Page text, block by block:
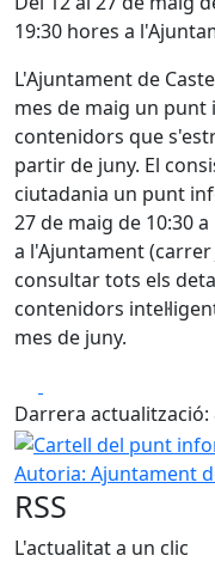
19:30 hores a
L'Ajuntament de
mes de maig un
contenidors que
partir de juny. El
ciutadania un punt
27 de maig de 10:30
a l'Ajuntament (carrer
consultar tots els
contenidors
mes de juny.
Darrera actualització:
Cartell del punt
Autoria: Ajuntament
RSS
L'actualitat a un clic